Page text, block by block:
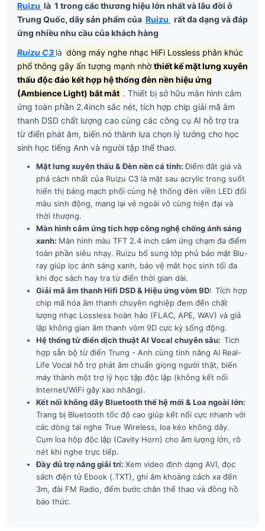
Ruizu là 1 trong các thương hiệu lớn nhất và lâu đời ở
Trung Quốc, dãy sản phẩm của Ruizu rất đa dạng và đáp
ứng nhiều nhu cầu của khách hàng
Ruizu C3 là dòng máy nghe nhạc HiFi Lossless phân khúc
phổ thông gây ấn tượng mạnh nhờthiết kế mặt lưng xuyên
thấu độc đáo kết hợp hệ thống đèn nền hiệu ứng
(Ambience Light) bắt mắt . Thiết bị sở hữu màn hình cảm
ứng toàn phần 2.4inch sắc nét, tích hợp chip giải mã âm
thanh DSD chất lượng cao cùng các công cụ AI hỗ trợ tra
từ điển phát âm, biến nó thành lựa chọn lý tưởng cho học
sinh học tiếng Anh và người tập thể thao.
Mặt lưng xuyên thấu & Đèn nền cá tính:Điểm đắt giá và
phá cách nhất của Ruizu C3 là mặt sau acrylic trong suốt
hiển thị bảng mạch phối cùng hệ thống đèn viền LED đổi
màu sinh động, mang lại vẻ ngoài vô cùng hiện đại và
thời thượng.
Màn hình cảm ứng tích hợp công nghệ chống ánh sáng
xanh: Màn hình màu TFT 2.4 inch cảm ứng chạm đa điểm
toàn phần siêu nhạy. Ruizu bổ sung lớp phủ bảo mật Blu-
ray giúp lọc ánh sáng xanh, bảo vệ mắt học sinh tối đa
khi đọc sách hay tra từ điển thời gian dài.
Giải mã âm thanh Hifi DSD & Hiệu ứng vòm 9D: Tích hợp
chip mã hóa âm thanh chuyên nghiệp đem đến chất
lượng nhạc Lossless hoàn hảo (FLAC, APE, WAV) và giả
lập không gian âm thanh vòm 9D cực kỳ sống động.
Hệ thống từ điển dịch thuật AI Vocal chuyên sâu: Tích
hợp sẵn bộ từ điển Trung - Anh cùng tính năng AI Real-
Life Vocal hỗ trợ phát âm chuẩn giọng người thật, biến
máy thành một trợ lý học tập độc lập (không kết nối
Internet/WiFi gây xao nhãng).
Kết nối không dây Bluetooth thế hệ mới & Loa ngoài lớn:
Trang bị Bluetooth tốc độ cao giúp kết nối cực nhanh với
các dòng tai nghe True Wireless, loa kéo không dây.
Cụm loa hộp độc lập (Cavity Horn) cho âm lượng lớn, rõ
nét khi nghe trực tiếp.
Đầy đủ trợ năng giải trí: Xem video định dạng AVI, đọc
sách điện tử Ebook (.TXT), ghi âm khoảng cách xa đến
3m, đài FM Radio, đếm bước chân thể thao và đồng hồ
báo thức.